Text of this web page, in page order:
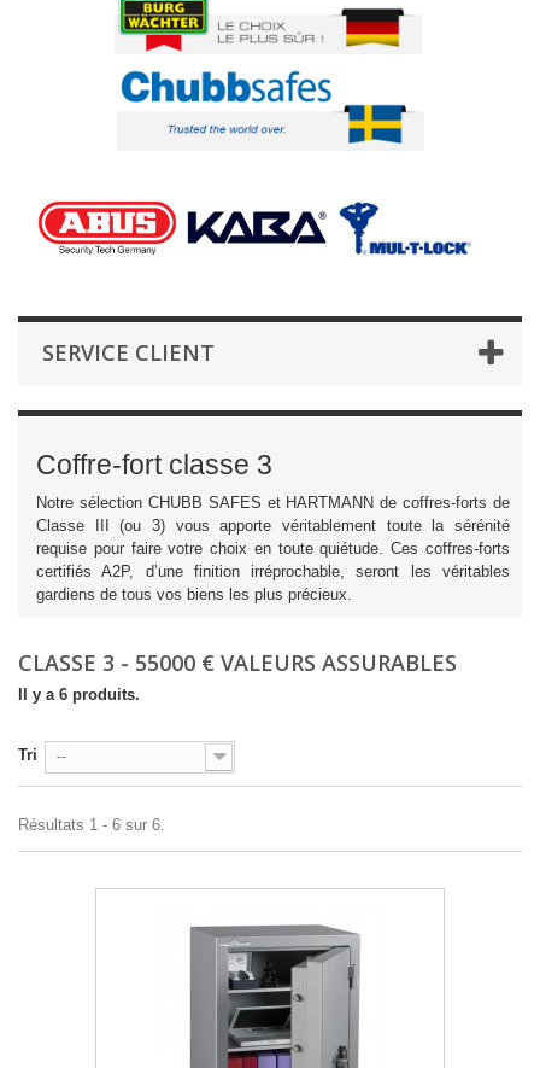
SERVICE CLIENT
Coffre-fort classe 3
Notre sélection CHUBB SAFES et HARTMANN de coffres-forts de
Classe III (ou 3) vous apporte véritablement toute la sérénité
requise pour faire votre choix en toute quiétude. Ces coffres-forts
certifiés A2P, d’une finition irréprochable, seront les véritables
gardiens de tous vos biens les plus précieux.
CLASSE 3 - 55000 € VALEURS ASSURABLES
Il y a 6 produits.
Tri --
Résultats 1 - 6 sur 6.